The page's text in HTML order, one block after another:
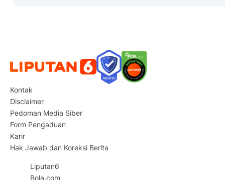
Kontak
Disclaimer
Pedoman Media Siber
Form Pengaduan
Karir
Hak Jawab dan Koreksi Berita
Liputan6
Bola.com